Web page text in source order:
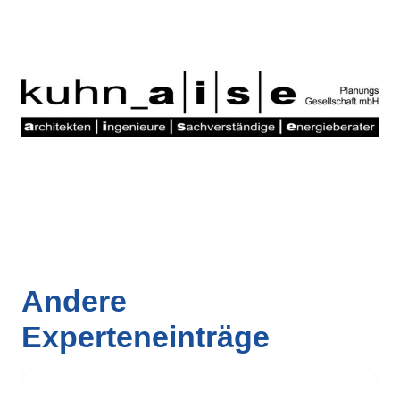
Andere
Experteneinträge